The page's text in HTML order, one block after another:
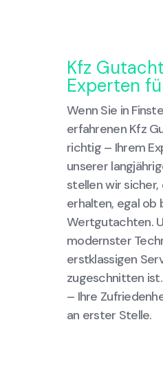
Kfz
Experten
Wenn Sie in
erfahrenen Kfz
richtig – Ihrem
unserer
stellen wir
erhalten, egal ob
Wertgutachten.
modernster
erstklassigen
zugeschnitten
– Ihre
an erster Stelle.